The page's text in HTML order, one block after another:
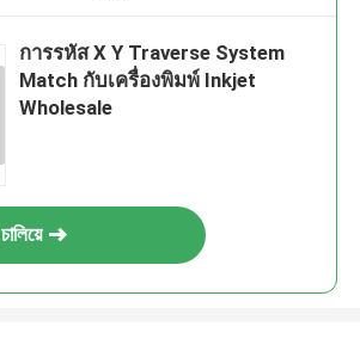
การรหัส X Y Traverse System
Match กับเครื่องพิมพ์ Inkjet
Wholesale
চালিয়ে